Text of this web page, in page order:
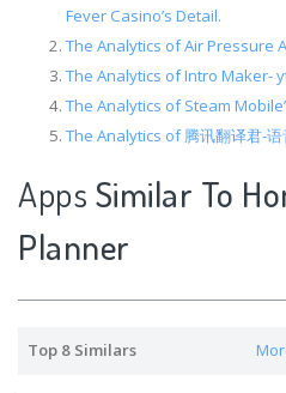
Fever Casino’s Detail.
The Analytics of Air Pressure
The Analytics of Intro Maker-
The Analytics of Steam
The Analytics of 腾讯翻译君-语
Apps Similar To
Planner
Top 8 Similars